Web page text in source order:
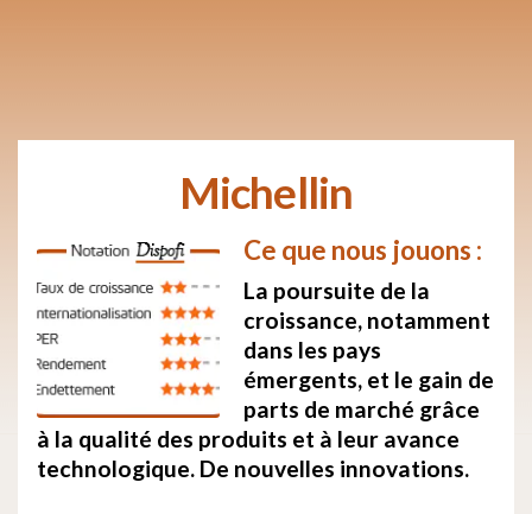
Michellin
Ce que nous jouons :
La poursuite de la
croissance, notamment
dans les pays
émergents, et le gain de
parts de marché grâce
à la qualité des produits et à leur avance
technologique. De nouvelles innovations.